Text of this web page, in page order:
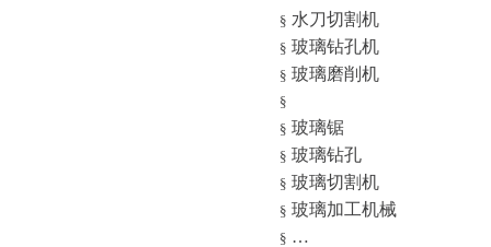
§ 水刀切割机
§ 玻璃钻孔机
§ 玻璃磨削机
§
§ 玻璃锯
§ 玻璃钻孔
§ 玻璃切割机
§ 玻璃加工机械
§ …